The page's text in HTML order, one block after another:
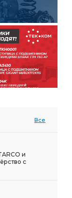
Все
и
с